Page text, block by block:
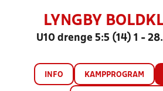
LYNGBY
U10 drenge 5:5 (14) 1 -
INFO KAMPPROGRAM